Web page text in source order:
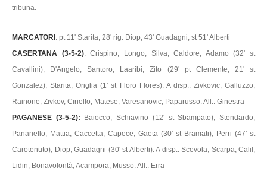
tribuna.
MARCATORI : pt 11' Starita, 28' rig. Diop, 43' Guadagni; st 51' Alberti
CASERTANA (3-5-2): Crispino; Longo, Silva, Caldore; Adamo (32' st
Cavallini), D'Angelo, Santoro, Laaribi, Zito (29' pt Clemente, 21' st
Gonzalez); Starita, Origlia (1' st Floro Flores). A disp.: Zivkovic, Galluzzo,
Rainone, Zivkov, Ciriello, Matese, Varesanovic, Paparusso. All.: Ginestra
PAGANESE (3-5-2): Baiocco; Schiavino (12' st Sbampato), Stendardo,
Panariello; Mattia, Caccetta, Capece, Gaeta (30' st Bramati), Perri (47' st
Carotenuto); Diop, Guadagni (30' st Alberti). A disp.: Scevola, Scarpa, Calil,
Lidin, Bonavolontà, Acampora, Musso. All.: Erra